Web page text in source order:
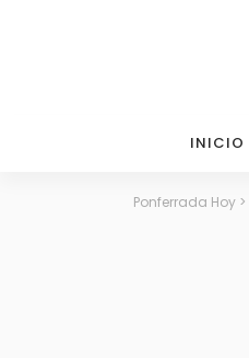
INICIO
Ponferrada Hoy >